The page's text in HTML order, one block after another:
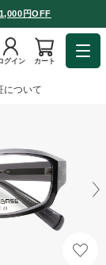
円OFF
グイン カート
について